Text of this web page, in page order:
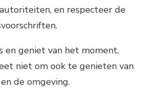
en respecteer de
en geniet van het moment,
niet om ook te genieten van
de omgeving.